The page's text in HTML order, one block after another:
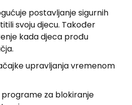
postavljanje sigurnih
svoju djecu. Također
kada djeca prođu
upravljanja vremenom
za blokiranje